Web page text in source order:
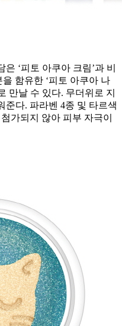
‘피토 아쿠아 크림’과 비
함유한 ‘피토 아쿠아 나
만날 수 있다. 무더위로 지
준다. 파라벤 4종 및 타르색
가되지 않아 피부 자극이